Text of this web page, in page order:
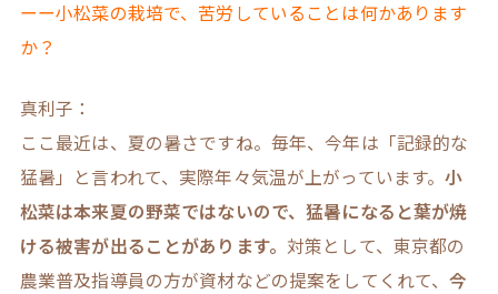
ーー小松菜の栽培で、苦労していることは何かあります
か？
真利子：
ここ最近は、夏の暑さですね。毎年、今年は「記録的な
猛暑」と言われて、実際年々気温が上がっています。小
松菜は本来夏の野菜ではないので、猛暑になると葉が焼
ける被害が出ることがあります。 対策として、東京都の
農業普及指導員の方が資材などの提案をしてくれて、今